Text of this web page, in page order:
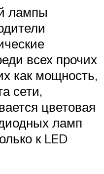
лампы
всех прочих
как мощность,
сети,
цветовая
ламп
к LED